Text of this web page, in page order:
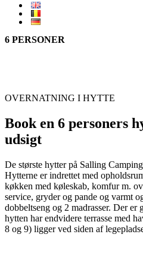
6 PERSONER
OVERNATNING I HYTTE
Book en 6 personers
udsigt
De største hytter på Salling
Hytterne er indrettet med
køkken med køleskab, komfur m.
service, gryder og pande og varmt
dobbeltseng og 2 madrasser. Der
hytten har endvidere terrasse med
8 og 9) ligger ved siden af